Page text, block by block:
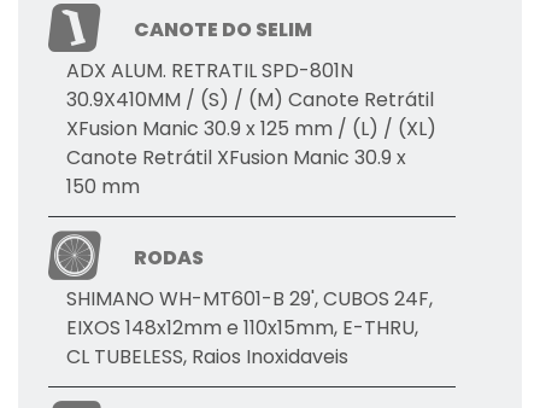
CANOTE DO SELIM
ADX ALUM. RETRATIL SPD-801N
30.9X410MM / (S) / (M) Canote Retrátil
XFusion Manic 30.9 x 125 mm / (L) / (XL)
Canote Retrátil XFusion Manic 30.9 x
150 mm
RODAS
SHIMANO WH-MT601-B 29', CUBOS 24F,
EIXOS 148x12mm e 110x15mm, E-THRU,
CL TUBELESS, Raios Inoxidaveis